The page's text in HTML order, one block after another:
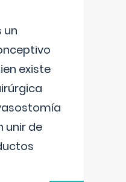
un
existe
unir de